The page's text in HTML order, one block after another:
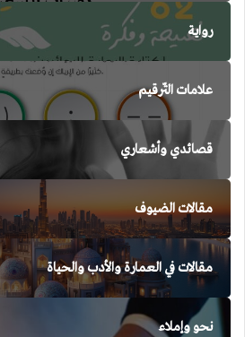
رواية
علامات التّرقيم
قصائدي وأشعاري
مقالات الضيوف
مقالات في العمارة والأدب والحياة
نحو وإملاء